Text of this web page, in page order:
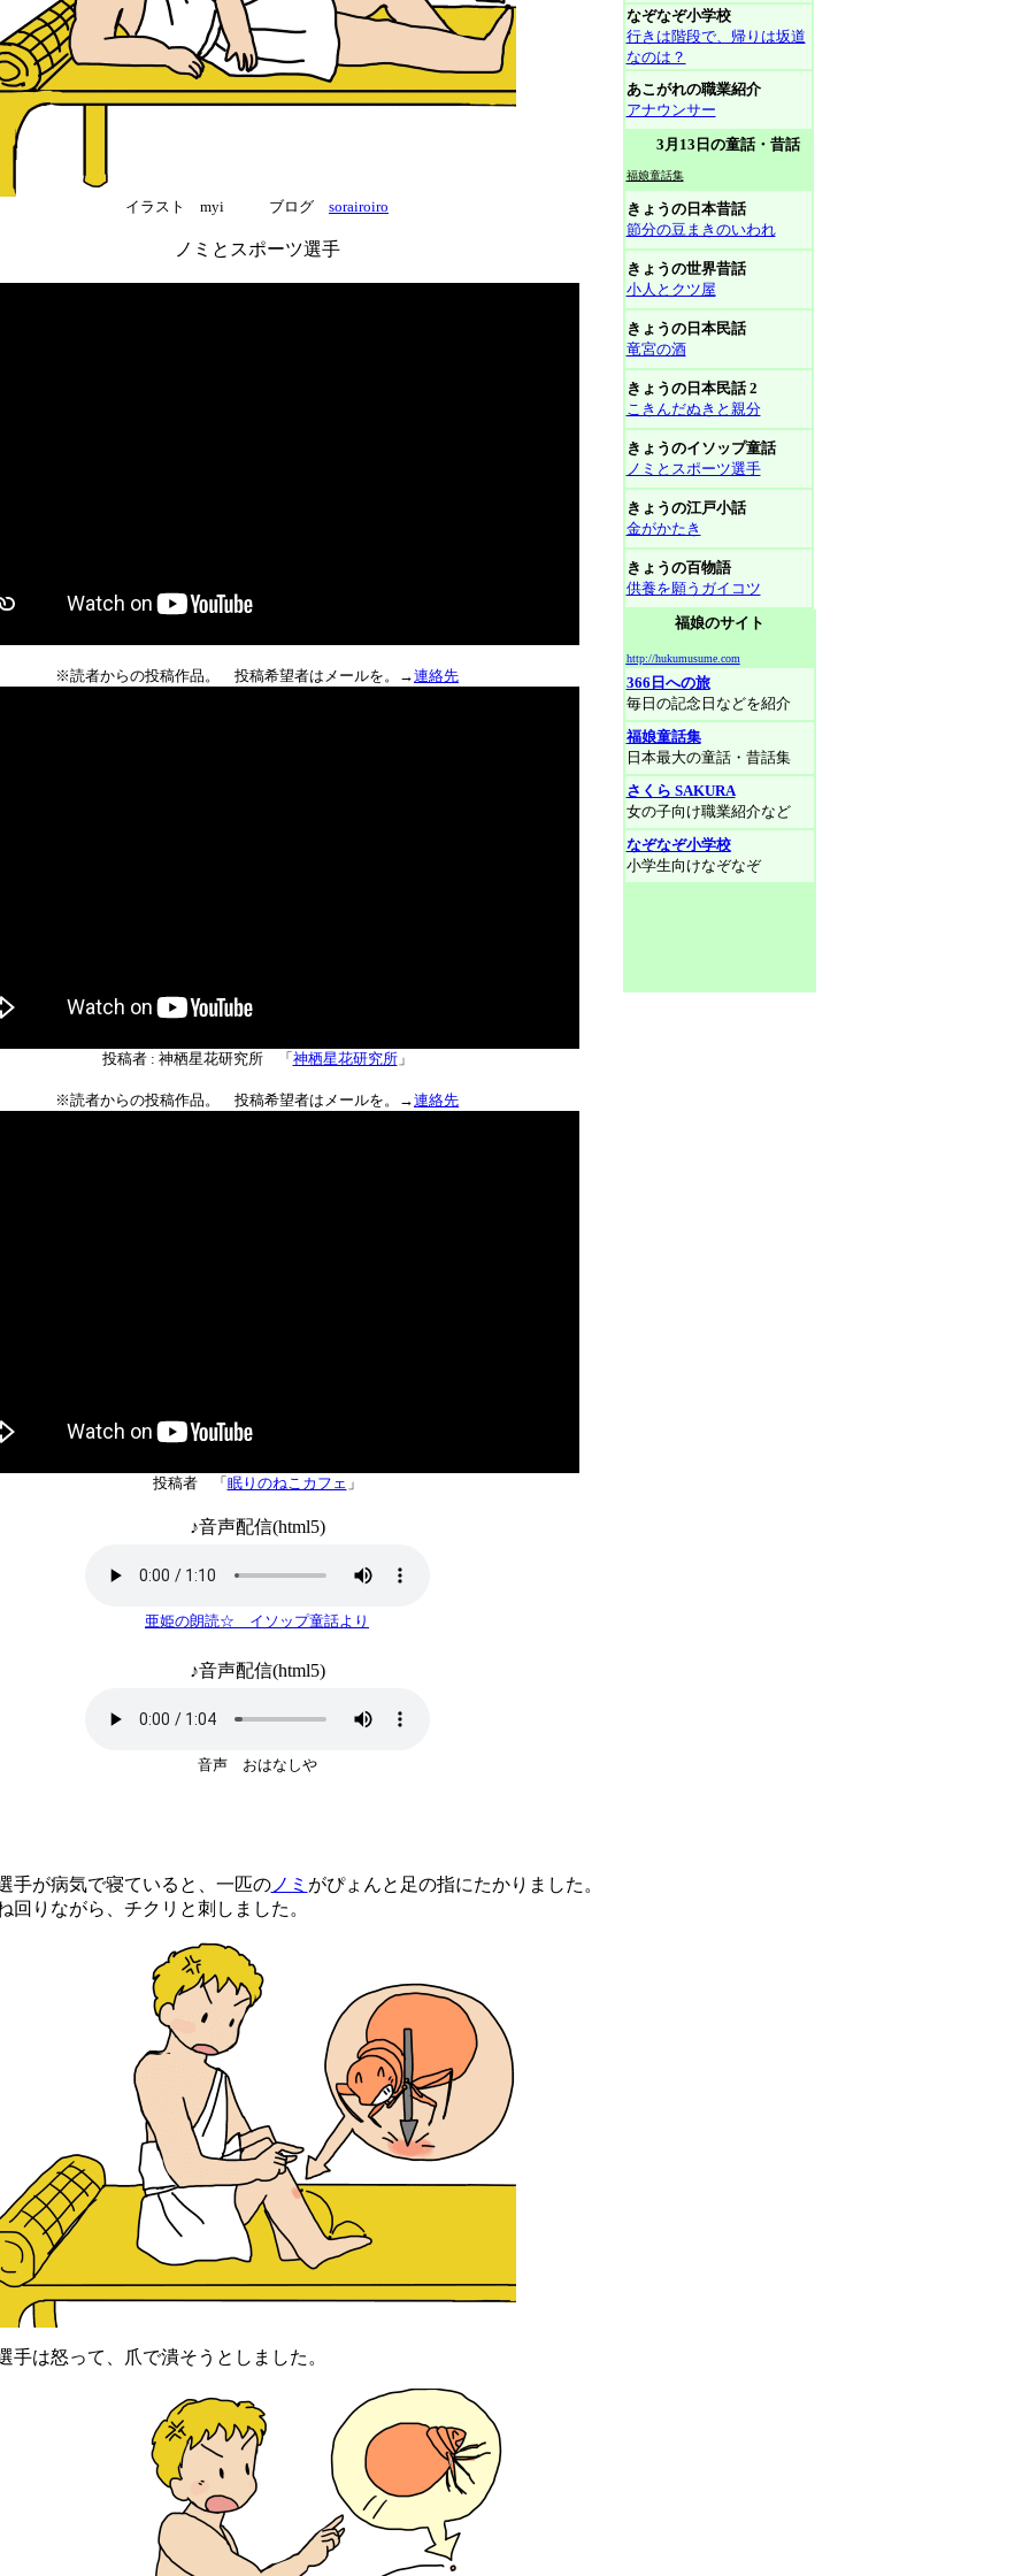
イラスト myi ブログ sorairoiro
ノミとスポーツ選手
※読者からの投稿作品。 投稿希望者はメールを。→連絡先
投稿者 : 神栖星花研究所 「 神栖星花研究所」
※読者からの投稿作品。 投稿希望者はメールを。→連絡先
投稿者 「 眠りのねこカフェ 」
♪音声配信(html5)
亜姫の朗読☆ イソップ童話より
♪音声配信(html5)
音声 おはなしや
手が病気で寝ていると、一匹のノミ がぴょんと足の指にたかりました。
りながら、チクリと刺しました。
は怒って、爪で潰そうとしました。
なぞなぞ小学校
行きは階段で、帰りは坂道
なのは？
あこがれの職業紹介
アナウンサー
3月13日の童話・昔話
福娘童話集
きょうの日本昔話
節分の豆まきのいわれ
きょうの世界昔話
小人とクツ屋
きょうの日本民話
竜宮の酒
きょうの日本民話 2
こきんだぬきと親分
きょうのイソップ童話
ノミとスポーツ選手
きょうの江戸小話
金がかたき
きょうの百物語
供養を願うガイコツ
福娘のサイト
http://hukumusume.com
366日への旅
毎日の記念日などを紹介
福娘童話集
日本最大の童話・昔話集
さくら SAKURA
女の子向け職業紹介など
なぞなぞ小学校
小学生向けなぞなぞ